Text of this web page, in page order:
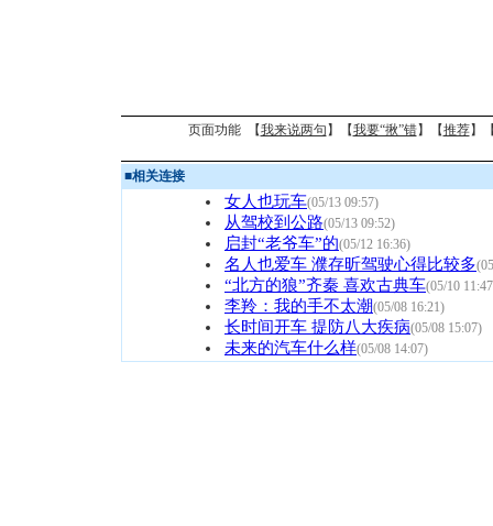
页面功能 【我来说两句 】【我要“揪”错】【推荐】
■相关连接
女人也玩车(05/13 09:57)
从驾校到公路(05/13 09:52)
启封“老爷车”的(05/12 16:36)
名人也爱车 濮存昕驾驶心得比较多
“北方的狼”齐秦 喜欢古典车(05/10
李羚：我的手不太潮(05/08 16:21)
长时间开车 提防八大疾病(05/08 15:07)
未来的汽车什么样(05/08 14:07)